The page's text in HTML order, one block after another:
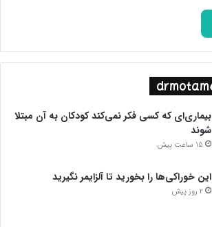
بیماری‌ای که کسی فکر نمی‌کند کودکان به آن مبتلا
شوند
15 ساعت پیش
این خوراکی‌ها را بخورید تا آلزایمر نگیرید
2 روز پیش